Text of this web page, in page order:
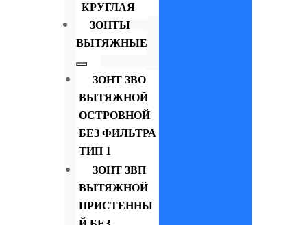
КРУГЛАЯ
ЗОНТЫ
ВЫТЯЖНЫЕ
ЗОНТ ЗВО
ВЫТЯЖНОЙ
ОСТРОВНОЙ
БЕЗ ФИЛЬТРА
ТИП 1
ЗОНТ ЗВП
ВЫТЯЖНОЙ
ПРИСТЕННЫ